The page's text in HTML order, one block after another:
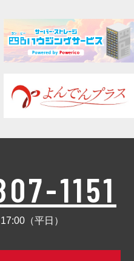
1151
（平日）